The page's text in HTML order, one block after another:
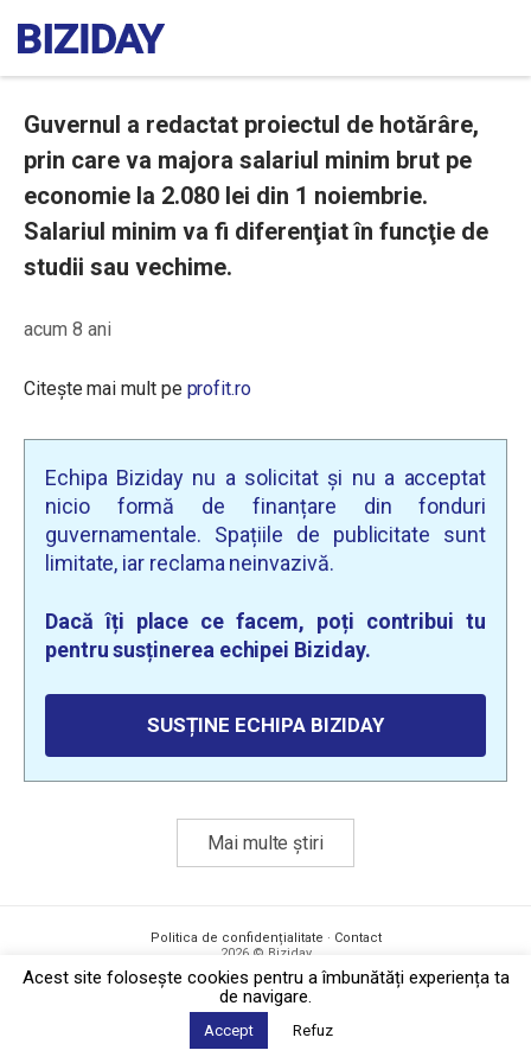
Guvernul a redactat proiectul de hotărâre,
prin care va majora salariul minim brut pe
economie la 2.080 lei din 1 noiembrie.
Salariul minim va fi diferenţiat în funcţie de
studii sau vechime.
acum 8 ani
Citește mai mult pe profit.ro
Echipa Biziday nu a solicitat și nu a acceptat
nicio formă de finanțare din fonduri
guvernamentale. Spațiile de publicitate sunt
limitate, iar reclama neinvazivă.
Dacă îți place ce facem, poți contribui tu
pentru susținerea echipei Biziday.
SUSȚINE ECHIPA BIZIDAY
Mai multe știri
Politica de confidențialitate · Contact
2026 © Biziday
Acest site foloseşte cookies pentru a îmbunătăți experiența ta
de navigare.
Accept Refuz